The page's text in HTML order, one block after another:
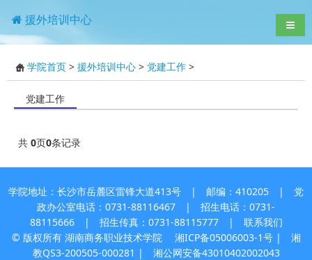
援外培训中心 导航
学院首页 > 援外培训中心 > 党建工作 >
党建工作
共 0页0条记录
学院地址：长沙市岳麓区雷锋大道413号 | 邮编：410205 | 党
政办公室电话：0731-88116467 | 招生电话：0731-
88115666 | 招生传真：0731-88115777 | 联系我们
© 版权所有 湖南商务职业技术学院
湘ICP备05006003-1号 | 湘
教QS3-200505-000281 | 湘公网安备43010402002043